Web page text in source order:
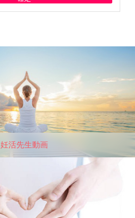
妊活先生動画